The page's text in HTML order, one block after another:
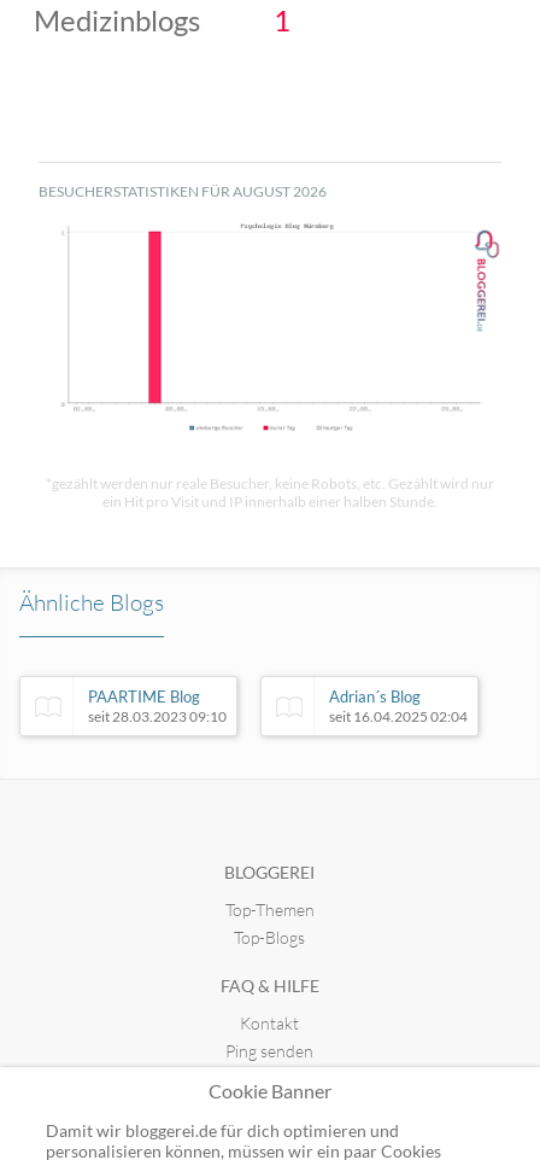
Medizinblogs 1
BESUCHERSTATISTIKEN FÜR AUGUST 2026
*gezählt werden nur reale Besucher, keine Robots, etc. Gezählt wird nur
ein Hit pro Visit und IP innerhalb einer halben Stunde.
Ähnliche Blogs
PAARTIME Blog
seit 28.03.2023 09:10
Adrian´s Blog
seit 16.04.2025 02:04
Gesundheitsblog-mediportal-onl
BLOGGEREI
Top-Themen
Top-Blogs
FAQ & HILFE
Kontakt
Ping senden
GUTSCHEINE
Cookie Banner
Damit wir bloggerei.de für dich optimieren und
personalisieren können, müssen wir ein paar Cookies